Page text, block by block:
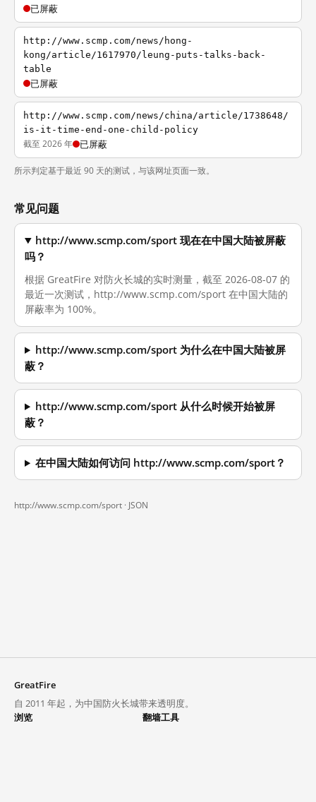
已屏蔽
http://www.scmp.com/news/hong-
kong/article/1617970/leung-puts-talks-back-
table
已屏蔽
http://www.scmp.com/news/china/article/1738648/
is-it-time-end-one-child-policy
截至 2026 年 已屏蔽
所示判定基于最近 90 天的测试，与该网址页面一致。
常见问题
http://www.scmp.com/sport 现在在中国大陆被屏蔽
吗？
根据 GreatFire 对防火长城的实时测量，截至 2026-08-07 的
最近一次测试，http://www.scmp.com/sport 在中国大陆的
屏蔽率为 100%。
http://www.scmp.com/sport 为什么在中国大陆被屏
蔽？
http://www.scmp.com/sport 从什么时候开始被屏
蔽？
在中国大陆如何访问 http://www.scmp.com/sport？
http://www.scmp.com/sport · JSON
GreatFire
自 2011 年起，为中国防火长城带来透明度。
浏览
翻墙工具